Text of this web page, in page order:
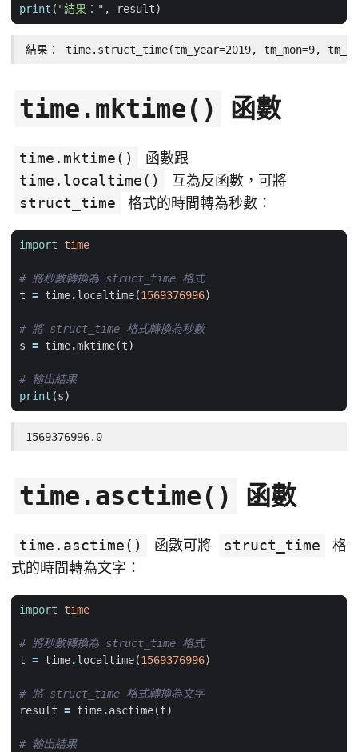
print ( "結果：" , result)
結果： time.struct_time(tm_year=2019, tm_mon=9,
time.mktime() 函數
time.mktime()
函數跟
time.localtime()
互為反函數，可將
struct_time
格式的時間轉為秒數：
import time
# 將秒數轉換為 struct_time 格式
t = time.localtime(1569376996)
# 將 struct_time 格式轉換為秒數
s = time.mktime(t)
# 輸出結果
print (s)
1569376996.0
time.asctime() 函數
time.asctime() 函數可將 struct_time
格
式的時間轉為文字：
import time
# 將秒數轉換為 struct_time 格式
t = time.localtime(1569376996)
# 將 struct_time 格式轉換為文字
result = time.asctime(t)
# 輸出結果